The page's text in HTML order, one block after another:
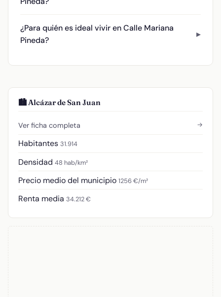
¿Para quién es ideal vivir en Calle Mariana
Pineda?
🏙️ Alcázar de San Juan
Ver ficha completa →
Habitantes 31.914
Densidad 48 hab/km²
Precio medio del municipio 1256 €/m²
Renta media 34.212 €